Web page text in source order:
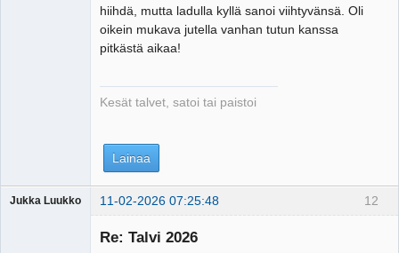
hiihdä, mutta ladulla kyllä sanoi viihtyvänsä. Oli
oikein mukava jutella vanhan tutun kanssa
pitkästä aikaa!
Kesät talvet, satoi tai paistoi
Lainaa
12
Jukka Luukko 11-02-2026 07:25:48
Re: Talvi 2026